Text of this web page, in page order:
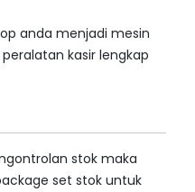
anda menjadi mesin
kasir lengkap
stok maka
set stok untuk